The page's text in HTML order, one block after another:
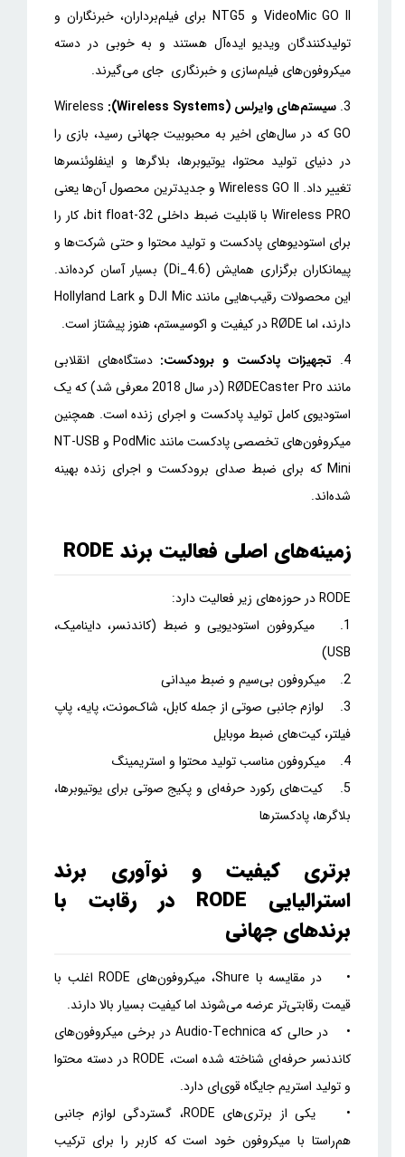
VideoMic GO II و NTG5 برای فیلم‌برداران، خبرنگاران و
تولیدکنندگان ویدیو ایده‌آل هستند و به خوبی در دسته
میکروفون‌های فیلم‌سازی و خبرنگاری جای می‌گیرند.
3. سیستم‌های وایرلس (Wireless Systems):
Wireless
GO که در سال‌های اخیر به محبوبیت جهانی رسید، بازی را
در دنیای تولید محتوا، یوتیوبرها، بلاگرها و اینفلوئنسرها
تغییر داد. Wireless GO II و جدیدترین محصول آن‌ها یعنی
Wireless PRO با قابلیت ضبط داخلی 32-bit float، کار را
برای استودیوهای پادکست و تولید محتوا و حتی شرکت‌ها و
پیمانکاران برگزاری همایش (Di_4.6) بسیار آسان کرده‌اند.
این محصولات رقیب‌هایی مانند DJI Mic و Hollyland Lark
دارند، اما RØDE در کیفیت و اکوسیستم، هنوز پیشتاز است.
4.
تجهیزات پادکست و برودکست:دستگاه‌های انقلابی
مانند RØDECaster Pro (در سال 2018 معرفی شد) که یک
استودیوی کامل تولید پادکست و اجرای زنده است. همچنین
میکروفون‌های تخصصی پادکست مانند PodMic و NT-USB
Mini که برای ضبط صدای برودکست و اجرای زنده بهینه
شده‌اند.
زمینه‌های اصلی فعالیت برند RODE
RODE در حوزه‌های زیر فعالیت دارد:
1. میکروفون استودیویی و ضبط (کاندنسر، داینامیک،
USB)
2. میکروفون بی‌سیم و ضبط میدانی
3. لوازم جانبی صوتی از جمله کابل، شاک‌مونت، پایه، پاپ
فیلتر، کیت‌های ضبط موبایل
4. میکروفون مناسب تولید محتوا و استریمینگ
5. کیت‌های رکورد حرفه‌ای و پکیج صوتی برای یوتیوبرها،
بلاگرها، پادکسترها
برتری کیفیت و نوآوری برند
استرالیایی RODE در رقابت با
برندهای جهانی
• در مقایسه با Shure، میکروفون‌های RODE اغلب با
قیمت رقابتی‌تر عرضه می‌شوند اما کیفیت بسیار بالا دارند.
• در حالی که Audio-Technica در برخی میکروفون‌های
کاندنسر حرفه‌ای شناخته شده است، RODE در دسته محتوا
و تولید استریم جایگاه قوی‌ای دارد.
• یکی از برتری‌های RODE، گستردگی لوازم جانبی
هم‌راستا با میکروفون خود است که کاربر را برای ترکیب